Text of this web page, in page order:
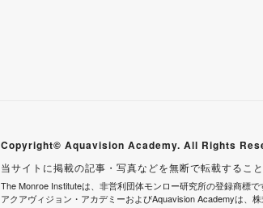
Copyright© Aquavision Academy. All Rights
当サイトに掲載の記事・写真などを無断で転載するこ
The Monroe Instituteは、非営利団体モンロー研究所の登録商標
アクアヴィジョン・アカデミーおよびAquavision Academyは、